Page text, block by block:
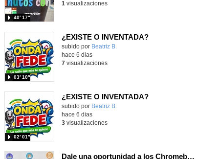
40′ 17″
1 visualizaciones
¿EXISTE O INVENTADA?
Contenido educativo.
subido por Beatriz B.
03′ 10″
hace 6 dias
7 visualizaciones
¿EXISTE O INVENTADA?
Contenido educativo.
subido por Beatriz B.
02′ 01″
hace 6 dias
3visualizaciones
Dale una oportunidad a los Chromebooks y utiliza un proyector para realizar talleres si no tienes pantallas táctiles